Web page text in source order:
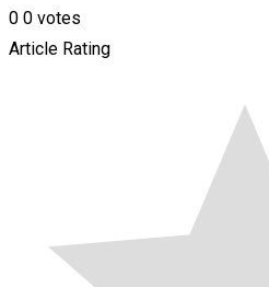
0 0 votes
Article Rating